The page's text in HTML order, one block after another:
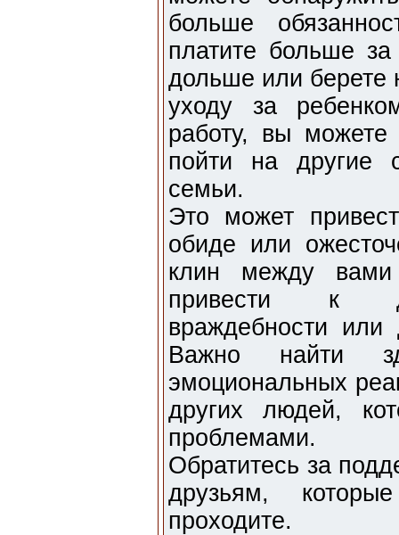
больше
платите больше за
дольше или берете
уходу за
работу, вы
пойти на другие
семьи.
Это может
обиде или
клин между
привести к
враждебности
Важно найти
эмоциональных
других людей,
проблемами.
Обратитесь за
друзьям,
проходите.